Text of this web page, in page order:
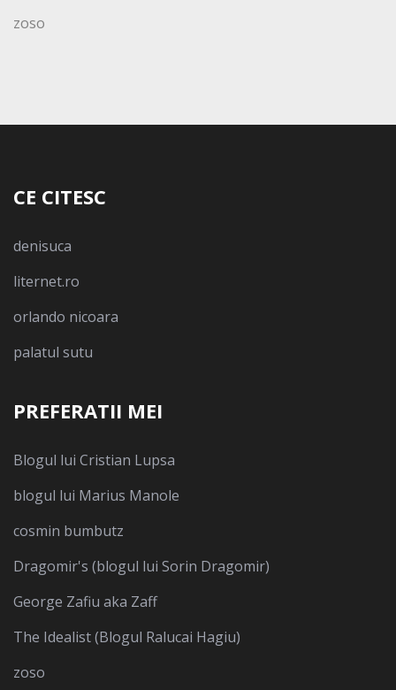
zoso
CE CITESC
denisuca
liternet.ro
orlando nicoara
palatul sutu
PREFERATII MEI
Blogul lui Cristian Lupsa
blogul lui Marius Manole
cosmin bumbutz
Dragomir's (blogul lui Sorin Dragomir)
George Zafiu aka Zaff
The Idealist (Blogul Ralucai Hagiu)
zoso